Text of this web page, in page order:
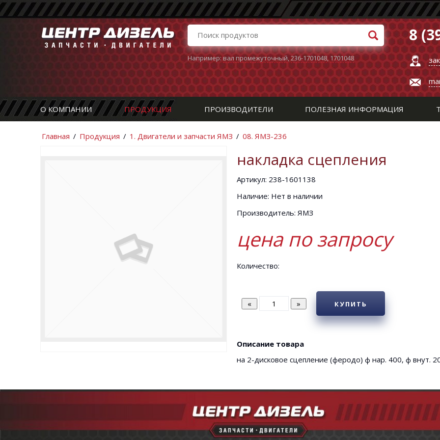
Например:вал промежуточный,236-1701048,1701048
8
О КОМПАНИИ ПРОДУКЦИЯ ПРОИЗВОДИТЕЛИ ПОЛЕЗНАЯ ИНФОРМАЦИЯ
Главная / Продукция / 1. Двигатели и запчасти ЯМЗ / 08. ЯМЗ-236
накладка сцепления
Артикул: 238-1601138
Наличие: Нет в наличии
Производитель: ЯМЗ
цена по запросу
Количество:
КУПИТЬ
Описание товара
на 2-дисковое сцепление (феродо) ф нар. 400, ф внут.